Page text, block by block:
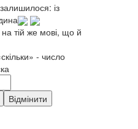
із
тій же мові, що й
- число